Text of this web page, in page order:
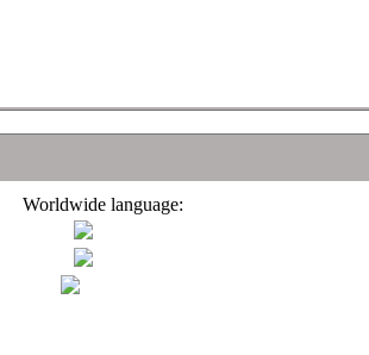
Worldwide language: